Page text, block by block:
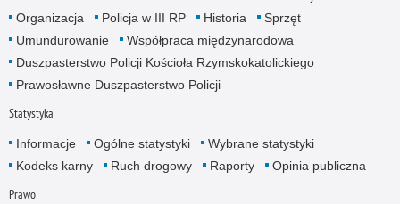
Organizacja
Policja w III RP Historia
Sprzęt
Umundurowanie
Współpraca międzynarodowa
Duszpasterstwo Policji Kościoła Rzymskokatolickiego
Prawosławne Duszpasterstwo Policji
Statystyka
Informacje Ogólne statystyki
Wybrane statystyki
Kodeks karny
Ruch drogowy Raporty Opinia publiczna
Prawo